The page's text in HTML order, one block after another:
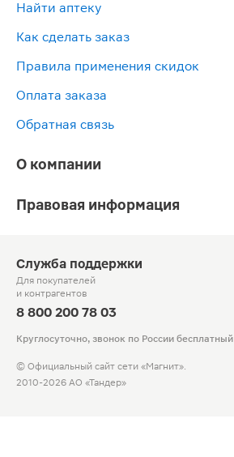
Найти аптеку
Как сделать заказ
Правила применения скидок
Оплата заказа
Обратная связь
О компании
Правовая информация
Служба поддержки
Для покупателей
и контрагентов
8 800 200 78 03
Круглосуточно, звонок по России бесплатный
© Официальный сайт сети «Магнит».
2010-2026 АО «Тандер»